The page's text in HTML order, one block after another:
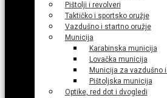
Pištolji i revolveri
Taktičko i sportsko oružje
Vazdušno i startno oružje
Municija
Karabinska municija
Lovačka municija
Municija za vazdušno
Pištoljska municija
Optike, red dot i dvogledi